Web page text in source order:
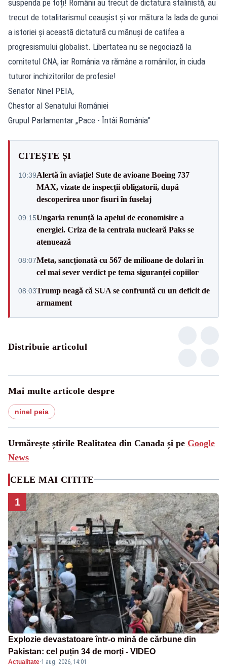
suspenda pe toți! Românii au trecut de dictatura stalinistă, au
trecut de totalitarismul ceaușist și vor mătura la lada de gunoi
a istoriei și această dictatură cu mănuși de catifea a
progresismului globalist. Libertatea nu se negociază la
comitetul CNA, iar România va rămâne a românilor, în ciuda
tuturor inchizitorilor de profesie!
Senator Ninel PEIA,
Chestor al Senatului României
Grupul Parlamentar „Pace - Întâi România”
CITEȘTE ȘI
10:39Alertă în aviație! Sute de avioane Boeing 737
MAX, vizate de inspecții obligatorii, după
descoperirea unor fisuri în fuselaj
09:15Ungaria renunță la apelul de economisire a
energiei. Criza de la centrala nucleară Paks se
atenuează
08:07Meta, sancționată cu 567 de milioane de dolari în
cel mai sever verdict pe tema siguranței copiilor
08:03Trump neagă că SUA se confruntă cu un deficit de
armament
Distribuie articolul
Mai multe articole despre
ninel peia
Urmărește știrile Realitatea din Canada și pe Google
News
CELE MAI CITITE
1
Explozie devastatoare într-o mină de cărbune din
Pakistan: cel puțin 34 de morți - VIDEO
Actualitate·1 aug. 2026, 14:01